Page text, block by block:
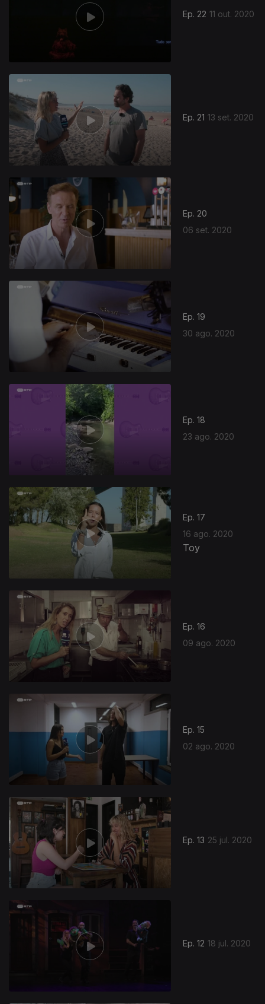
Ep. 22 11 out. 2020
Ep. 21 13 set. 2020
Ep. 20
06 set. 2020
Ep. 19
30 ago. 2020
Ep. 18
23 ago. 2020
Ep. 17
16 ago. 2020
Toy
Ep. 16
09 ago. 2020
Ep. 15
02 ago. 2020
486709
Ep. 13 25 jul. 2020
Ep. 12 18 jul. 2020